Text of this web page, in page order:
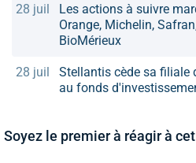
28 juil
Les actions à suivre
Orange, Michelin,
BioMérieux
28 juil
Stellantis cède sa filiale
au fonds
Soyez le premier à réagir à